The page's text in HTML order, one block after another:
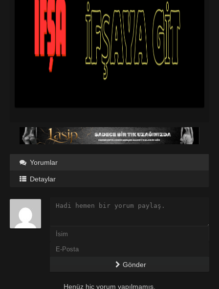
Yorumlar
Detaylar
Gönder
Henüz hiç yorum yapılmamış.